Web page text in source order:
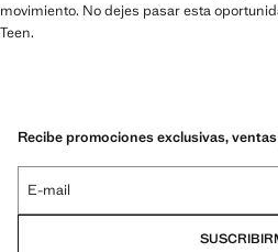
movimiento. No dejes pasar esta
Teen.
Recibe promociones exclusivas,
E-mail